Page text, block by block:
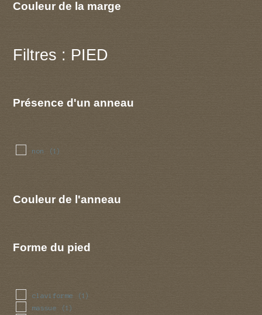
Couleur de la marge
Filtres : PIED
Présence d'un anneau
non (1)
Couleur de l'anneau
Forme du pied
claviforme (1)
massue (1)